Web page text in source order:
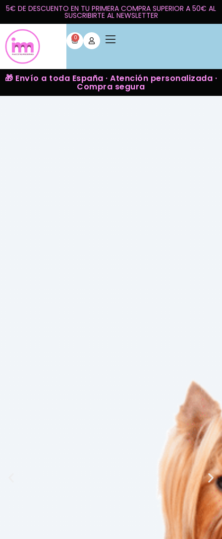
5€ DE DESCUENTO EN TU PRIMERA COMPRA SUPERIOR A 50€ AL
SUSCRIBIRTE AL NEWSLETTER
0
🎁 Envío a toda España · Atención personalizada ·
Compra segura